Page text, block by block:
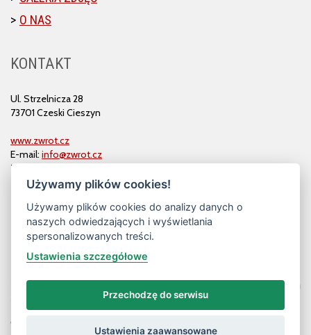
O NAS
KONTAKT
Ul. Strzelnicza 28
73701 Czeski Cieszyn
www.zwrot.cz
E-mail: info@zwrot.cz
Tel. i faks: 558 711 582
© ZWROT
Używamy plików cookies!
Używamy plików cookies do analizy danych o
naszych odwiedzających i wyświetlania
spersonalizowanych treści.
Ustawienia szczegółowe
Przechodzę do serwisu
Ustawienia zaawansowane